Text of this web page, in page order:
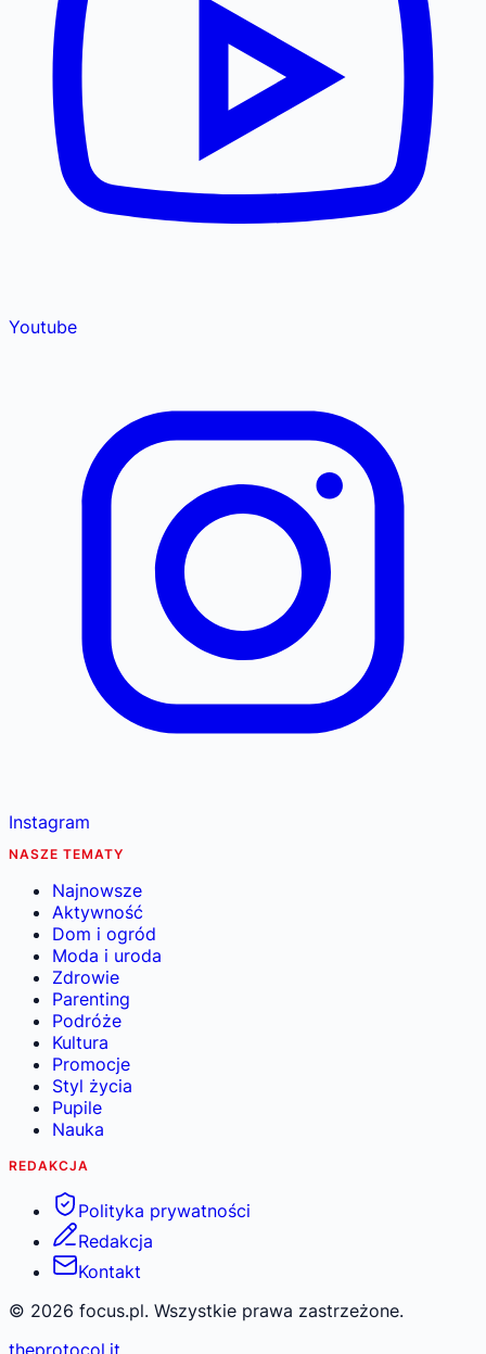
Youtube
Instagram
NASZE TEMATY
Najnowsze
Aktywność
Dom i ogród
Moda i uroda
Zdrowie
Parenting
Podróże
Kultura
Promocje
Styl życia
Pupile
Nauka
REDAKCJA
Polityka prywatności
Redakcja
Kontakt
© 2026 focus.pl. Wszystkie prawa zastrzeżone.